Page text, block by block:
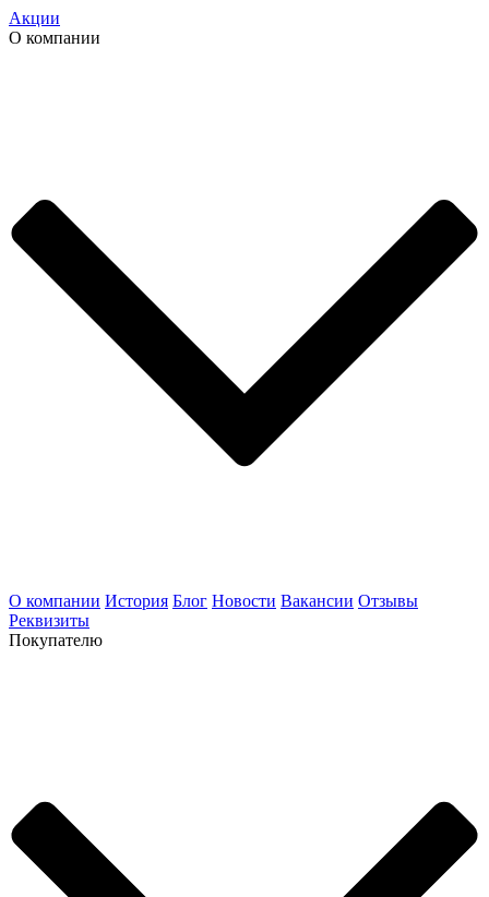
Акции
О компании
О компании История Блог Новости Вакансии Отзывы
Реквизиты
Покупателю